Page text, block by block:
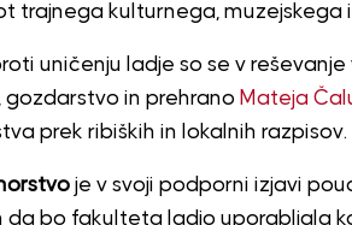
trajnega kulturnega,
uničenju ladje so se v reševanje
in prehrano Mateja
prek ribiških in lokalnih razpisov.
je v svoji podporni izjavi
da bo fakulteta ladjo uporabljala